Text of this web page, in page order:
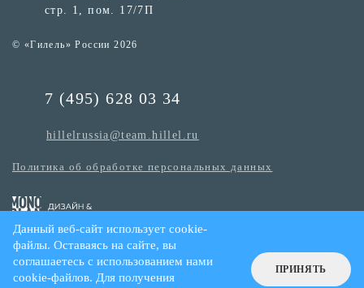
стр. 1, пом. 17/7П
© «Гилель» России 2026
7 (495) 628 03 34
hillelrussia@team.hillel.ru
Политика об обработке персональных данных
Данный веб-сайт использует cookie-
файлы. Оставаясь на сайте, вы
соглашаетесь с использованием нами
cookie-файлов. Для получения
ПРИНЯТЬ